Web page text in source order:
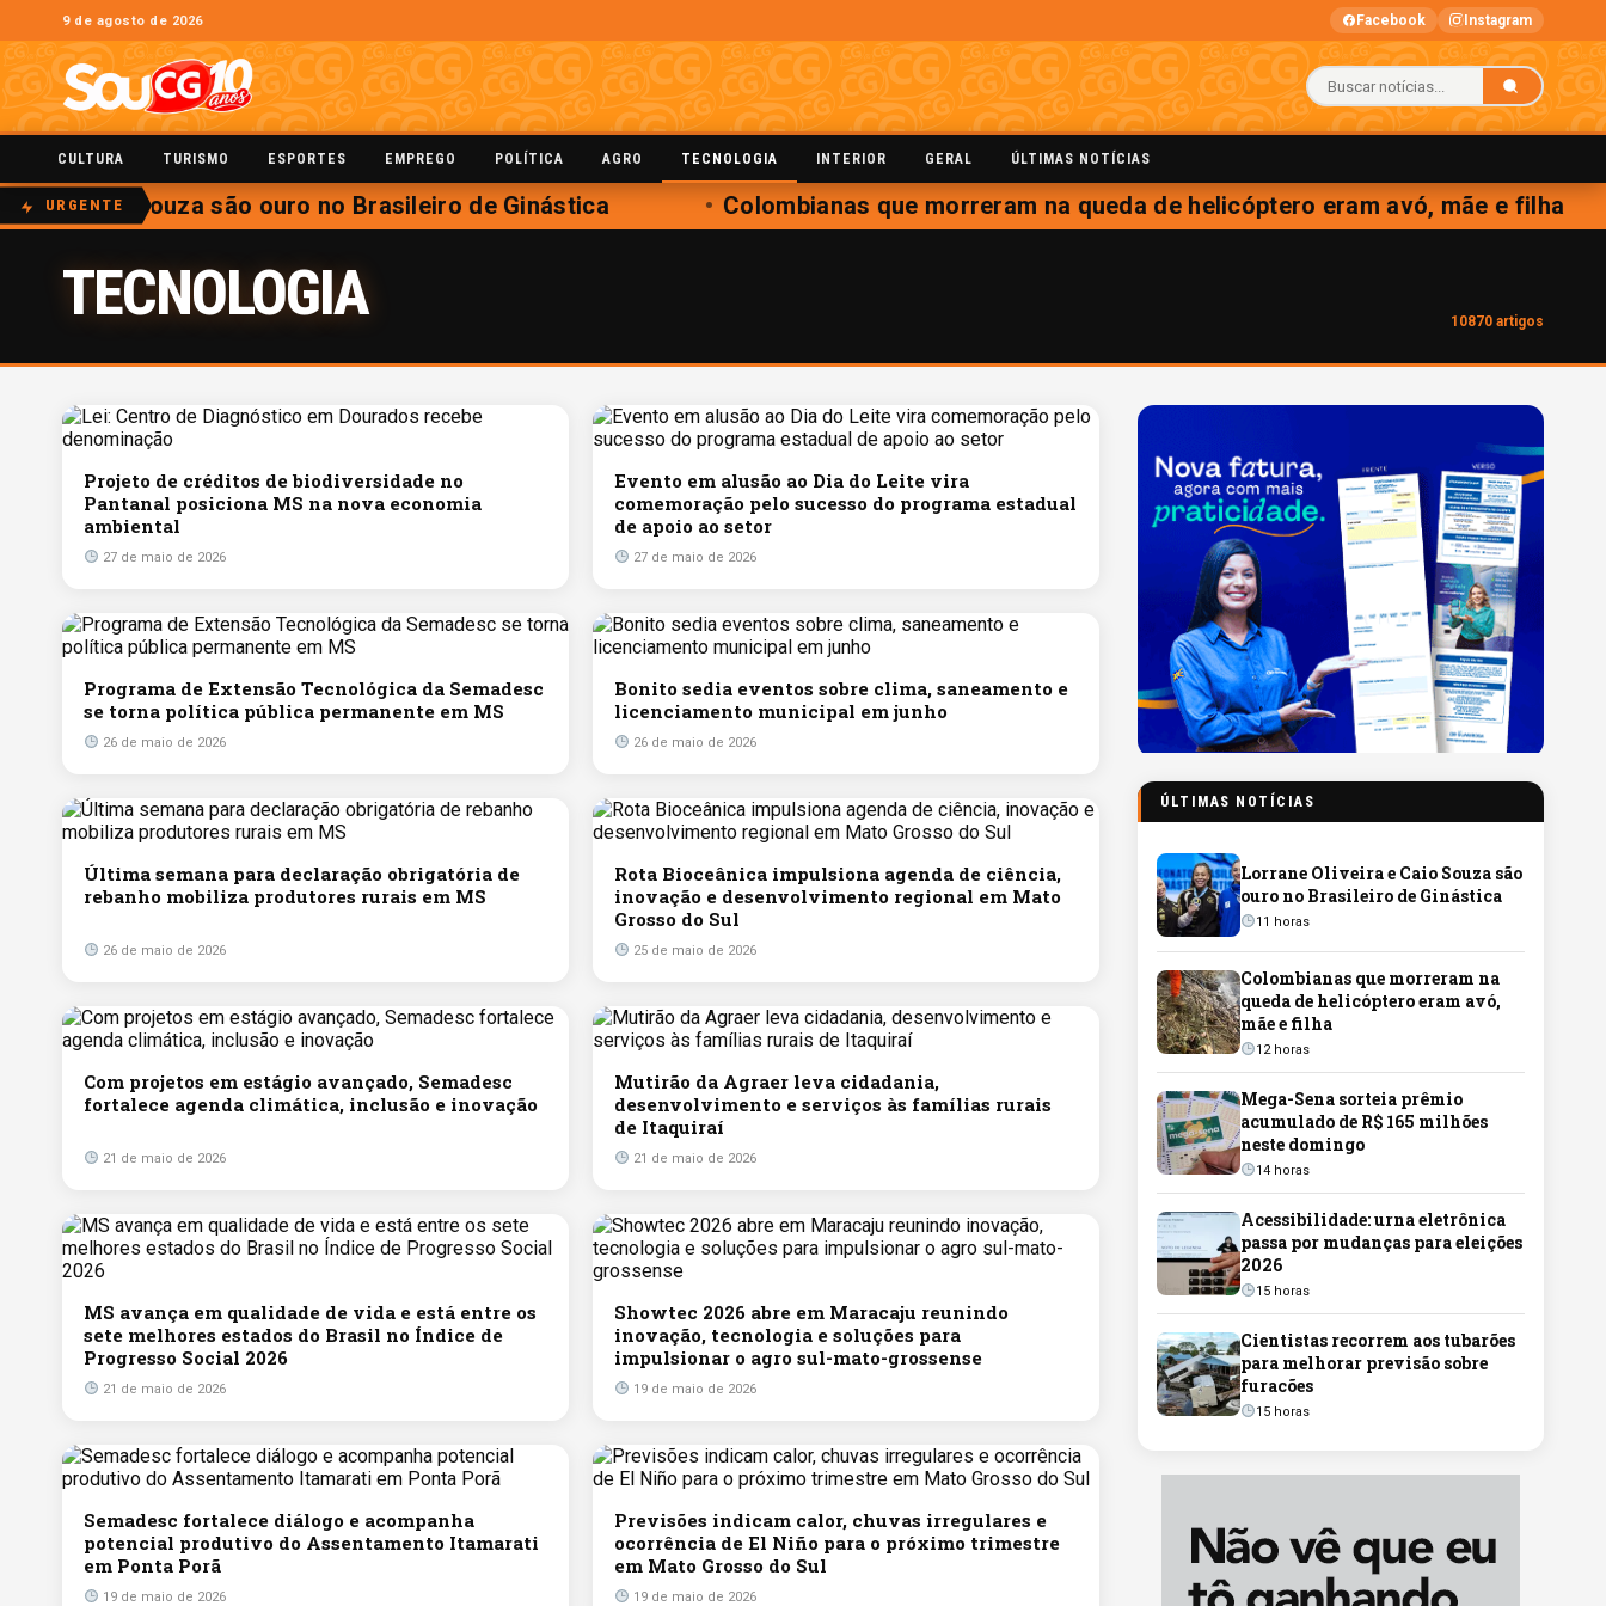
9 de agosto de 2026 Facebook Instagram
CULTURA TURISMO ESPORTES EMPREGO POLÍTICA AGRO TECNOLOGIA INTERIOR GERAL ÚLTIMAS NOTÍCIAS
URGENTE
e Caio Souza são ouro no Brasileiro de Ginástica Colombianas que morreram na queda de helicóptero eram avó, mãe e filha
TECNOLOGIA 10870 artigos
Projeto de créditos de biodiversidade no
Pantanal posiciona MS na nova economia
ambiental
27 de maio de 2026
Evento em alusão ao Dia do Leite vira
comemoração pelo sucesso do programa estadual
de apoio ao setor
27 de maio de 2026
Programa de Extensão Tecnológica da Semadesc
se torna política pública permanente em MS
26 de maio de 2026
Bonito sedia eventos sobre clima, saneamento e
licenciamento municipal em junho
26 de maio de 2026
Última semana para declaração obrigatória de
rebanho mobiliza produtores rurais em MS
26 de maio de 2026
Rota Bioceânica impulsiona agenda de ciência,
inovação e desenvolvimento regional em Mato
Grosso do Sul
25 de maio de 2026
Com projetos em estágio avançado, Semadesc
fortalece agenda climática, inclusão e inovação
21 de maio de 2026
Mutirão da Agraer leva cidadania,
desenvolvimento e serviços às famílias rurais
de Itaquiraí
21 de maio de 2026
MS avança em qualidade de vida e está entre os
sete melhores estados do Brasil no Índice de
Progresso Social 2026
21 de maio de 2026
Showtec 2026 abre em Maracaju reunindo
inovação, tecnologia e soluções para
impulsionar o agro sul-mato-grossense
19 de maio de 2026
Semadesc fortalece diálogo e acompanha
potencial produtivo do Assentamento Itamarati
em Ponta Porã
19 de maio de 2026
Previsões indicam calor, chuvas irregulares e
ocorrência de El Niño para o próximo trimestre
em Mato Grosso do Sul
19 de maio de 2026
ÚLTIMAS NOTÍCIAS
Lorrane Oliveira e Caio Souza são
ouro no Brasileiro de Ginástica
11 horas
Colombianas que morreram na
queda de helicóptero eram avó,
mãe e filha
12 horas
Mega-Sena sorteia prêmio
acumulado de R$ 165 milhões
neste domingo
14 horas
Acessibilidade: urna eletrônica
passa por mudanças para eleições
2026
15 horas
Cientistas recorrem aos tubarões
para melhorar previsão sobre
furacões
15 horas